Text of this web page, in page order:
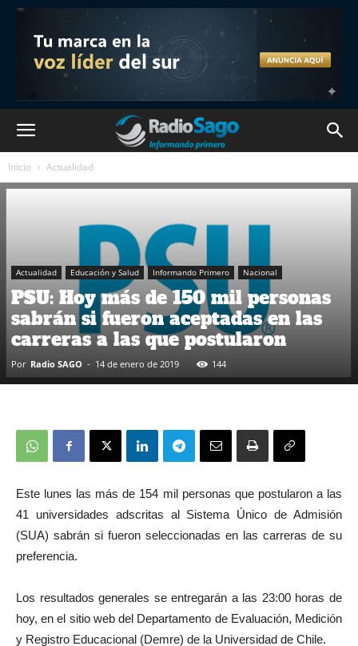
Inicio Actualidad
Actualidad Educación y Salud Informando Primero Nacional
PSU: Hoy más de 150 mil personas
sabrán si fueron aceptadas en las
carreras a las que postularon
Por Radio SAGO - 14 de enero de 2019 144
Este lunes las más de 154 mil personas que postularon a las
41 universidades adscritas al Sistema Único de Admisión
(SUA) sabrán si fueron seleccionadas en las carreras de su
preferencia.
Los resultados generales se entregarán a las 23:00 horas de
hoy, en el sitio web del Departamento de Evaluación, Medición
y Registro Educacional (Demre) de la Universidad de Chile.